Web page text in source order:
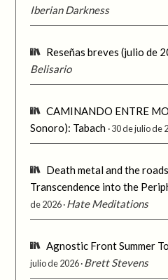
Iberian Darkness
Reseñas breves (julio de
Belisario
CAMINANDO ENTRE
Sonoro): Tabach 30 de julio de
Death metal and the
Transcendence into the
de 2026 Hate Meditations
Agnostic Front Summer
julio de 2026 Brett Stevens